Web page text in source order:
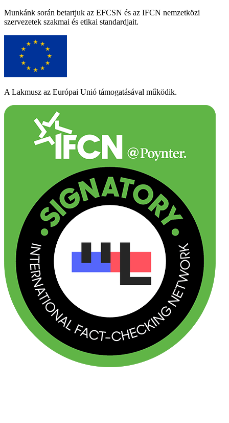
Munkánk során betartjuk az EFCSN és az IFCN nemzetközi
szervezetek szakmai és etikai standardjait.
A Lakmusz az Európai Unió támogatásával működik.